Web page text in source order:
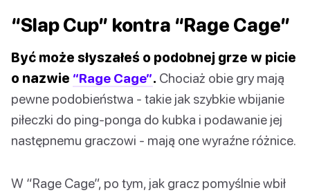
“Slap Cup” kontra “Rage Cage”
Być może słyszałeś o podobnej grze w picie
o nazwie “Rage Cage”. Chociaż obie gry mają
pewne podobieństwa - takie jak szybkie wbijanie
piłeczki do ping-ponga do kubka i podawanie jej
następnemu graczowi - mają one wyraźne różnice.
W “Rage Cage”, po tym, jak gracz pomyślnie wbił